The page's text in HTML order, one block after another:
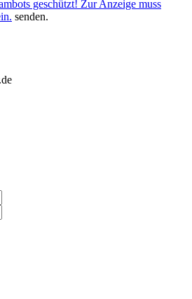
geschützt! Zur Anzeige muss
senden.